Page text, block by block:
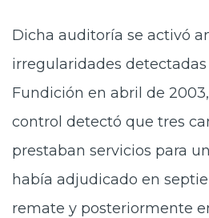
Dicha auditoría se activó
irregularidades
Fundición en abril de
control detectó que tres
prestaban servicios para
había adjudicado en
remate y posteriormente